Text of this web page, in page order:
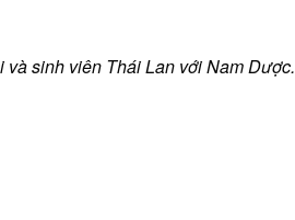
sinh viên Thái Lan với Nam Dược.